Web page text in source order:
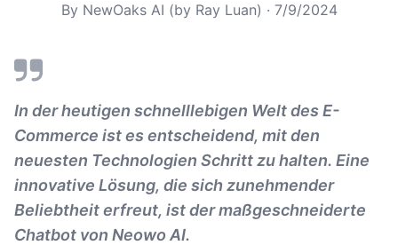
By NewOaks AI (by Ray Luan) · 7/9/2024
In der heutigen schnelllebigen Welt des E-
Commerce ist es entscheidend, mit den
neuesten Technologien Schritt zu halten. Eine
innovative Lösung, die sich zunehmender
Beliebtheit erfreut, ist der maßgeschneiderte
Chatbot von Neowo AI.